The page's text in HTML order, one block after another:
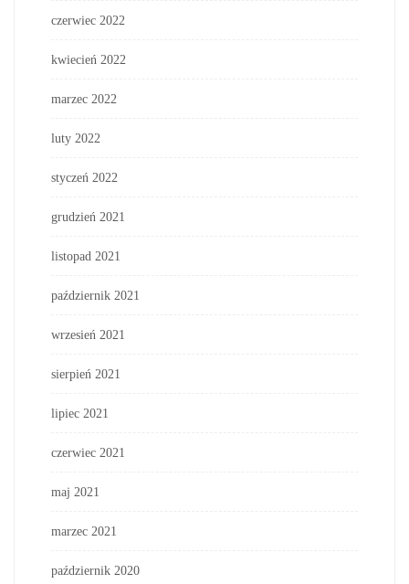
czerwiec 2022
kwiecień 2022
marzec 2022
luty 2022
styczeń 2022
grudzień 2021
listopad 2021
październik 2021
wrzesień 2021
sierpień 2021
lipiec 2021
czerwiec 2021
maj 2021
marzec 2021
październik 2020